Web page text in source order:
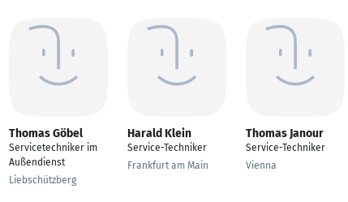
Thomas Göbel
Servicetechniker im
Außendienst
Liebschützberg
Harald Klein
Service-Techniker
Frankfurt am Main
Thomas Janour
Service-Techniker
Vienna